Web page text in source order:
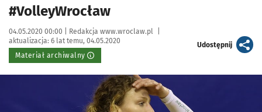
#VolleyWrocław
Data publikacji:
04.05.2020 00:00 | Autor:
Redakcja www.wroclaw.pl
aktualizacja: 6 lat temu, 04.05.2020
Materiał archiwalny
Udostępnijartykuł